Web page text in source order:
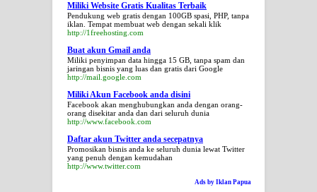
Miliki Website Gratis Kualitas Terbaik
Pendukung web gratis dengan 100GB spasi, PHP, tanpa
iklan. Tempat membuat web dengan sekali klik
http://1freehosting.com
Buat akun Gmail anda
Miliki penyimpan data hingga 15 GB, tanpa spam dan
jaringan bisnis yang luas dan gratis dari Google
http://mail.google.com
Miliki Akun Facebook anda disini
Facebook akan menghubungkan anda dengan orang-
orang disekitar anda dan dari seluruh dunia
http://www.facebook.com
Daftar akun Twitter anda secepatnya
Promosikan bisnis anda ke seluruh dunia lewat Twitter
yang penuh dengan kemudahan
http://www.twitter.com
Ads by Iklan Papua